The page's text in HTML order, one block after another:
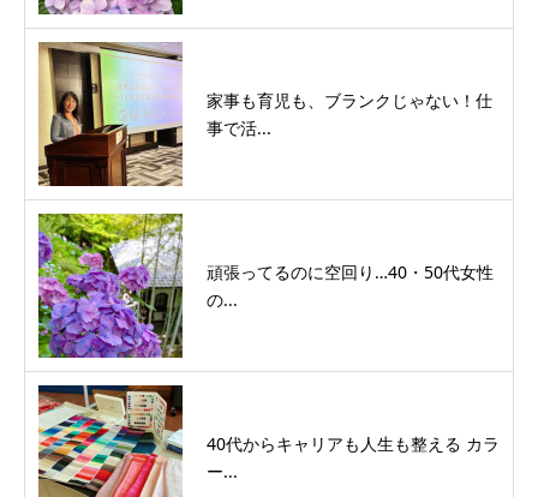
家事も育児も、ブランクじゃない！仕
事で活...
頑張ってるのに空回り…40・50代女性
の...
40代からキャリアも人生も整える カラ
ー...